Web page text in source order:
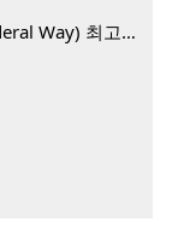
프라임 상업용 임대 공간 – 페더럴웨이(Federal Way) 최고의 가시성 입지